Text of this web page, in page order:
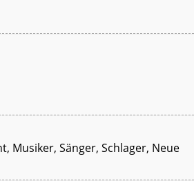
Musiker, Sänger, Schlager, Neue